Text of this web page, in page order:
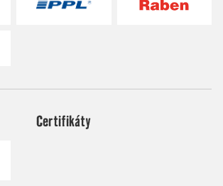
Certifikáty